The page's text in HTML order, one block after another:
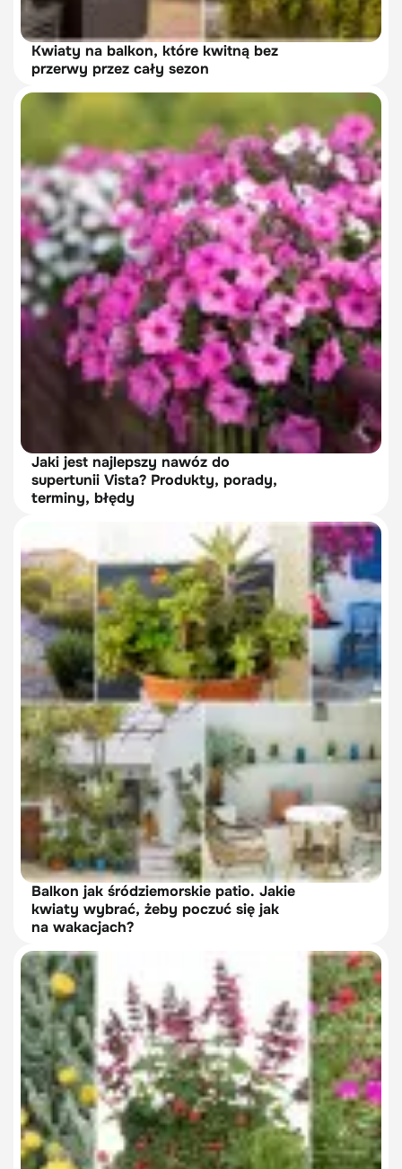
Kwiaty na balkon, które kwitną bez
przerwy przez cały sezon
Jaki jest najlepszy nawóz do
supertunii Vista? Produkty, porady,
terminy, błędy
Balkon jak śródziemorskie patio. Jakie
kwiaty wybrać, żeby poczuć się jak
na wakacjach?